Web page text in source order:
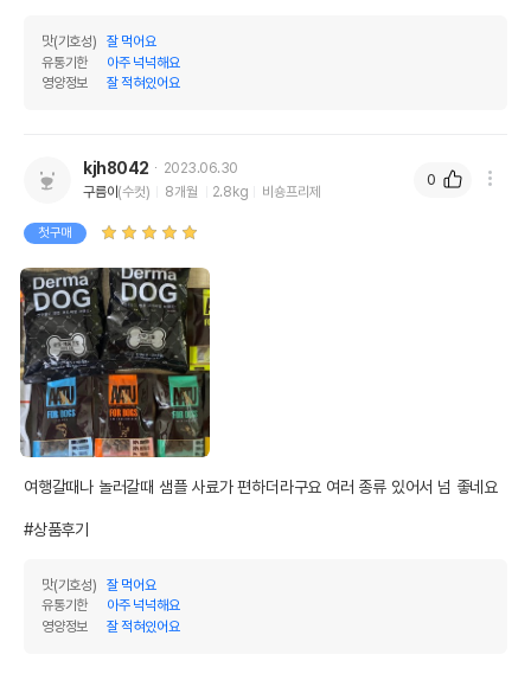
맛(기호성)
잘 먹어요
유통기한
아주 넉넉해요
영양정보
잘 적혀있어요
kjh8042
2023.06.30
구름이(수컷) 8개월 2.8kg 비숑프리제
첫구매
여행갈때나 놀러갈때 샘플 사료가 편하더라구요 여러 종류 있어서 넘 좋네요
#상품후기
맛(기호성)
잘 먹어요
유통기한
아주 넉넉해요
영양정보
잘 적혀있어요
0